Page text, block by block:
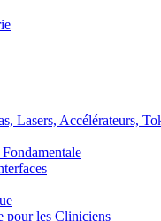
Lasers, Accélérateurs,
les Cliniciens